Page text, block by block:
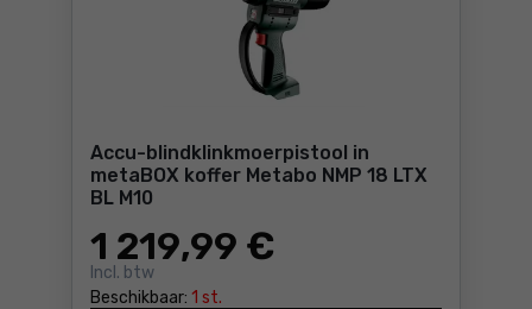
Accu-blindklinkmoerpistool in
metaBOX koffer Metabo NMP 18 LTX
BL M10
1 219,99 €
Incl. btw
Beschikbaar: 1 st.